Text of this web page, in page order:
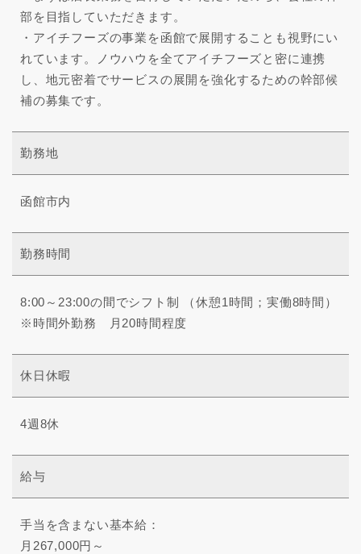
部を目指していただきます。
・アイチフーズの事業を函館で展開することも視野にい
れています。ノウハウを全てアイチフーズと密に連携
し、地元密着でサービスの展開を強化するための幹部候
補の募集です。
勤務地
函館市内
勤務時間
8:00～23:00の間でシフト制 （休憩1時間；実働8時間）
※時間外勤務 月20時間程度
休日休暇
4週8休
給与
手当を含まない基本給：
月267,000円～